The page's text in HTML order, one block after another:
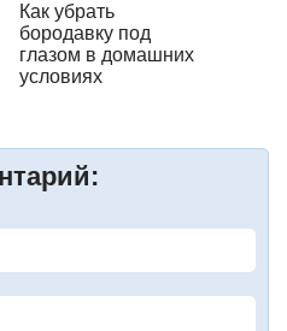
Как убрать
бородавку под
глазом в домашних
условиях